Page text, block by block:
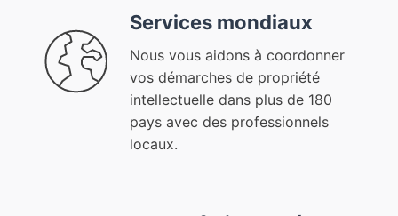
Services mondiaux
Nous vous aidons à coordonner
vos démarches de propriété
intellectuelle dans plus de 180
pays avec des professionnels
locaux.